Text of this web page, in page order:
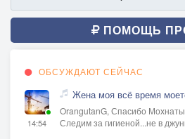
ПОМОЩЬ
ОБСУЖДАЮТ СЕЙЧАС
14:54
Жена моя всё время
OrangutanG, Спасибо
Следим за гигиеной...не в